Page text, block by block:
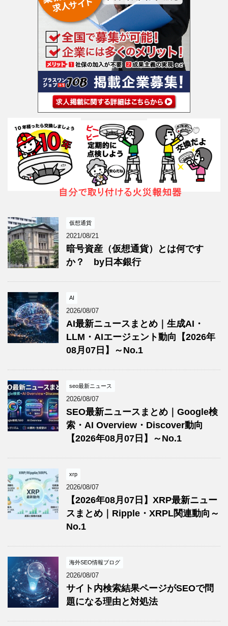
仮想通貨
2021/08/21
暗号資産（仮想通貨）とは何です
か？ by日本銀行
AI
2026/08/07
AI最新ニュースまとめ｜生成AI・
LLM・AIエージェント動向【2026年
08月07日】～No.1
seo最新ニュース
2026/08/07
SEO最新ニュースまとめ｜Google検
索・AI Overview・Discover動向
【2026年08月07日】～No.1
xrp
2026/08/07
【2026年08月07日】XRP最新ニュー
スまとめ｜Ripple・XRPL関連動向～
No.1
海外SEO情報ブログ
2026/08/07
サイト内検索結果ページがSEOで問
題になる理由と対処法